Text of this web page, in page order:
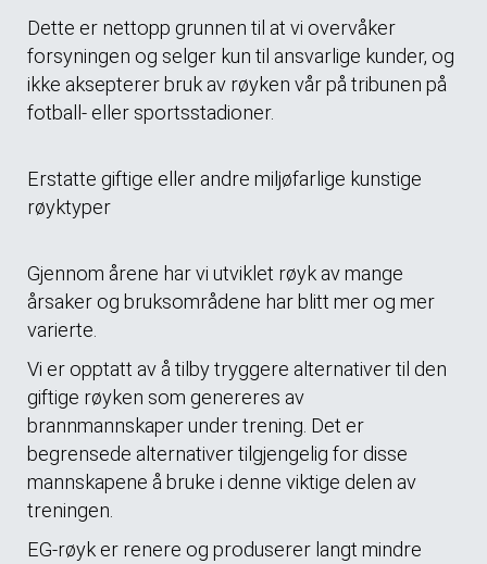
Dette er nettopp grunnen til at vi overvåker
forsyningen og selger kun til ansvarlige kunder, og
ikke aksepterer bruk av røyken vår på tribunen på
fotball- eller sportsstadioner.
Erstatte giftige eller andre miljøfarlige kunstige
røyktyper
Gjennom årene har vi utviklet røyk av mange
årsaker og bruksområdene har blitt mer og mer
varierte.
Vi er opptatt av å tilby tryggere alternativer til den
giftige røyken som genereres av
brannmannskaper under trening. Det er
begrensede alternativer tilgjengelig for disse
mannskapene å bruke i denne viktige delen av
treningen.
EG-røyk er renere og produserer langt mindre